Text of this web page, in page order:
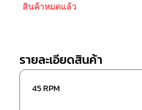
สินค้าหมดแล้ว
รายละเอียดสินค้า
45 RPM